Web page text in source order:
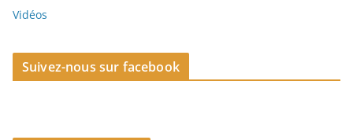
Vidéos
Suivez-nous sur facebook